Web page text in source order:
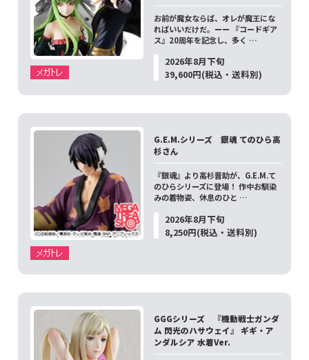
お前が魔女ならば、オレが魔王にな
ればいいだけだ。ーー 『コードギア
ス』20周年を記念し、多く …
2026年8月下旬
39,600円(税込・送料別)
G.E.M.シリーズ 銀魂 てのひら高
杉さん
『銀魂』より高杉晋助が、G.E.M.て
のひらシリーズに登場！ 作中お馴染
みの着物姿、休息のひと …
2026年8月下旬
8,250円(税込・送料別)
GGGシリーズ 『機動戦士ガンダ
ム 閃光のハサウェイ』 ギギ・ア
ンダルシア 水着Ver.